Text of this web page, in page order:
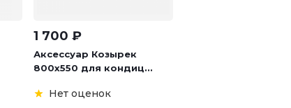
1 700 ₽
Аксессуар Козырек
800х550 для кондиц...
Нет оценок